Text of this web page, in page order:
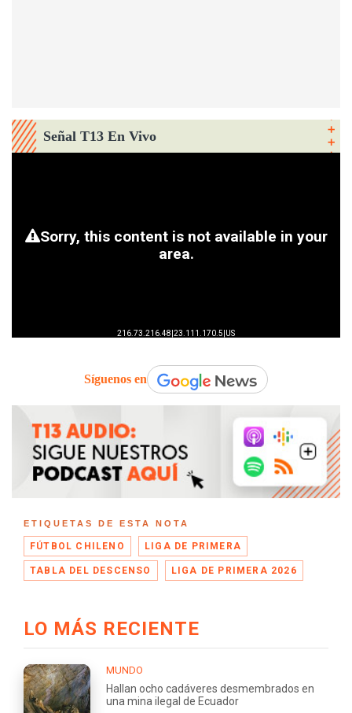
Señal T13 En Vivo
Síguenos en
ETIQUETAS DE ESTA NOTA
FÚTBOL CHILENO LIGA DE PRIMERA
TABLA DEL DESCENSO LIGA DE PRIMERA 2026
LO MÁS RECIENTE
MUNDO
Hallan ocho cadáveres desmembrados en
una mina ilegal de Ecuador